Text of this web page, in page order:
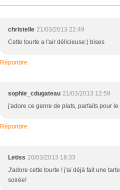
christelle 21/03/2013 22:49
Cette tourte a l'air délicieuse:) bises
Répondre
sophie_cdugateau 21/03/2013 12:59
j'adore ce genre de plats, parfaits pour le
Répondre
Letiss 20/03/2013 18:33
J'adore cette tourte ! j'ai déjà fait une
soirée!